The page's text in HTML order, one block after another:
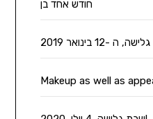
חודש אחד בן
ה -12 בינואר 2019
Makeup as well as